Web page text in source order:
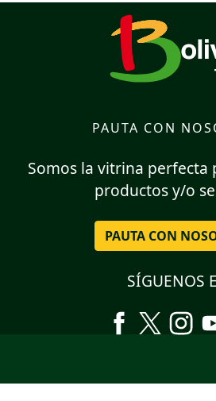
PAUTA CON
Somos la vitrina perfecta
productos y/o
PAUTA CON
SÍGUENOS